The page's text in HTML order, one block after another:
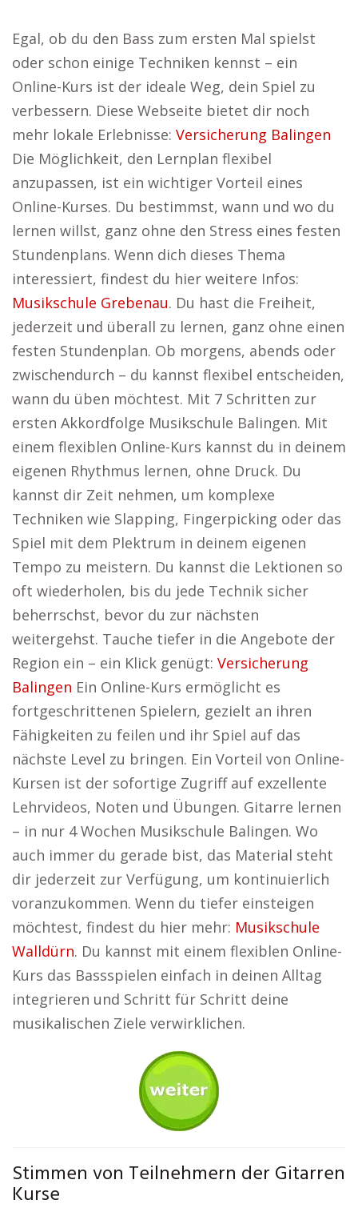
Egal, ob du den Bass zum ersten Mal spielst
oder schon einige Techniken kennst – ein
Online-Kurs ist der ideale Weg, dein Spiel zu
verbessern. Diese Webseite bietet dir noch
mehr lokale Erlebnisse: Versicherung Balingen
Die Möglichkeit, den Lernplan flexibel
anzupassen, ist ein wichtiger Vorteil eines
Online-Kurses. Du bestimmst, wann und wo du
lernen willst, ganz ohne den Stress eines festen
Stundenplans. Wenn dich dieses Thema
interessiert, findest du hier weitere Infos:
Musikschule Grebenau. Du hast die Freiheit,
jederzeit und überall zu lernen, ganz ohne einen
festen Stundenplan. Ob morgens, abends oder
zwischendurch – du kannst flexibel entscheiden,
wann du üben möchtest. Mit 7 Schritten zur
ersten Akkordfolge Musikschule Balingen. Mit
einem flexiblen Online-Kurs kannst du in deinem
eigenen Rhythmus lernen, ohne Druck. Du
kannst dir Zeit nehmen, um komplexe
Techniken wie Slapping, Fingerpicking oder das
Spiel mit dem Plektrum in deinem eigenen
Tempo zu meistern. Du kannst die Lektionen so
oft wiederholen, bis du jede Technik sicher
beherrschst, bevor du zur nächsten
weitergehst. Tauche tiefer in die Angebote der
Region ein – ein Klick genügt: Versicherung
Balingen Ein Online-Kurs ermöglicht es
fortgeschrittenen Spielern, gezielt an ihren
Fähigkeiten zu feilen und ihr Spiel auf das
nächste Level zu bringen. Ein Vorteil von Online-
Kursen ist der sofortige Zugriff auf exzellente
Lehrvideos, Noten und Übungen. Gitarre lernen
– in nur 4 Wochen Musikschule Balingen. Wo
auch immer du gerade bist, das Material steht
dir jederzeit zur Verfügung, um kontinuierlich
voranzukommen. Wenn du tiefer einsteigen
möchtest, findest du hier mehr: Musikschule
Walldürn. Du kannst mit einem flexiblen Online-
Kurs das Bassspielen einfach in deinen Alltag
integrieren und Schritt für Schritt deine
musikalischen Ziele verwirklichen.
Stimmen von Teilnehmern der Gitarren
Kurse